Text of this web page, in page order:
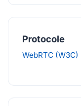
Protocole
WebRTC (W3C)